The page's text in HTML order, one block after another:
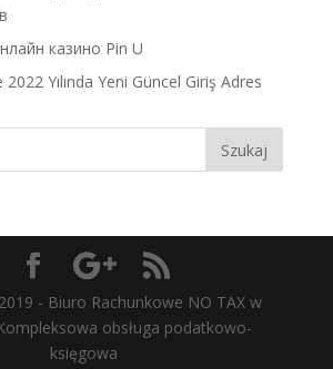
казино Pin U
Yılında Yeni Güncel Giriş Adres
- Biuro Rachunkowe NO TAX w
obsługa podatkowo-
księgowa